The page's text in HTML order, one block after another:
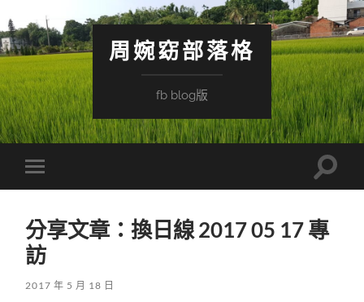
周婉窈部落格
fb blog版
Toggle
mobile
Toggle
分享文章：換日線 2017 05 17 專
訪
2017 年 5 月 18 日